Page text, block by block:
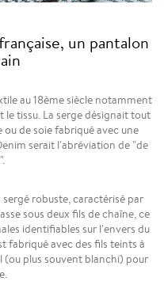
un pantalon
au 18ème siècle notamment
le tissu. La serge désignait tout
de soie fabriqué avec une
serait l'abréviation de "de
robuste, caractérisé par
sous deux fils de chaîne, ce
identifiables sur l'envers du
fabriqué avec des fils teints à
plus souvent blanchi) pour